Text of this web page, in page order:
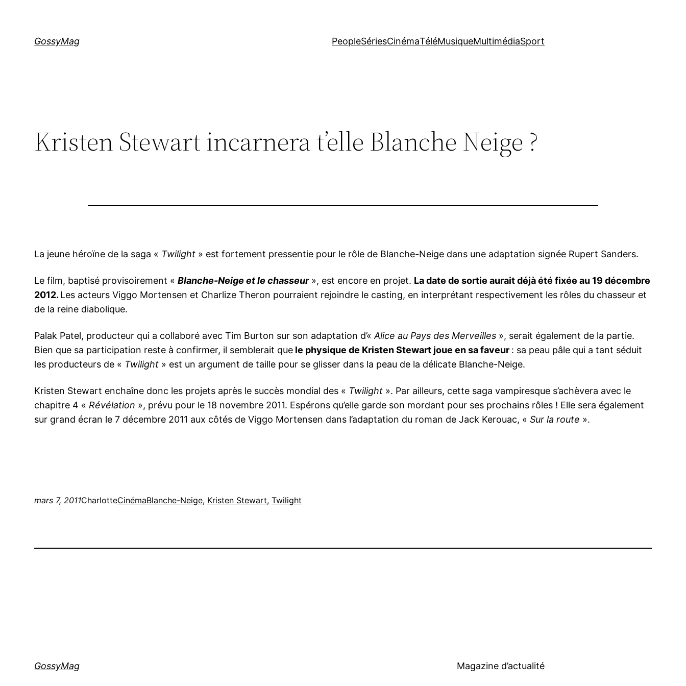
GossyMag PeopleSériesCinémaTéléMusiqueMultimédiaSport
Kristen Stewart incarnera t’elle Blanche Neige ?
La jeune héroïne de la saga « Twilight » est fortement pressentie pour le rôle de Blanche-Neige dans une adaptation signée Rupert Sanders.
Le film, baptisé provisoirement «Blanche-Neige et le chasseur», est encore en projet. La date de sortie aurait déjà été fixée au 19 décembre
2012. Les acteurs Viggo Mortensen et Charlize Theron pourraient rejoindre le casting, en interprétant respectivement les rôles du chasseur et
de la reine diabolique.
Palak Patel, producteur qui a collaboré avec Tim Burton sur son adaptation d’«Alice au Pays des Merveilles », serait également de la partie.
Bien que sa participation reste à confirmer, il semblerait que le physique de Kristen Stewart joue en sa faveur : sa peau pâle qui a tant séduit
les producteurs de « Twilight » est un argument de taille pour se glisser dans la peau de la délicate Blanche-Neige.
Kristen Stewart enchaîne donc les projets après le succès mondial des « Twilight ». Par ailleurs, cette saga vampiresque s’achèvera avec le
chapitre 4 « Révélation », prévu pour le 18 novembre 2011. Espérons qu’elle garde son mordant pour ses prochains rôles ! Elle sera également
sur grand écran le 7 décembre 2011 aux côtés de Viggo Mortensen dans l’adaptation du roman de Jack Kerouac, «Sur la route ».
mars 7, 2011CharlotteCinémaBlanche-Neige, Kristen Stewart, Twilight
GossyMag Magazine d’actualité